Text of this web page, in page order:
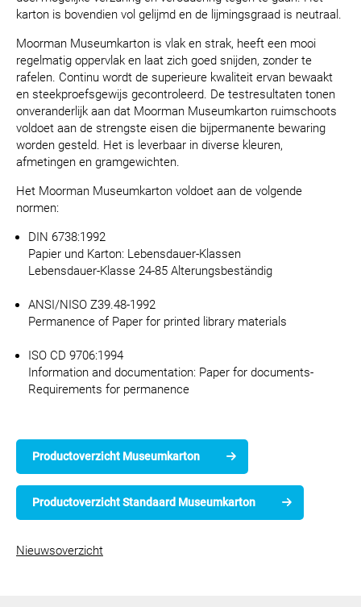
karton is bovendien vol gelijmd en de lijmingsgraad is neutraal.
Moorman Museumkarton is vlak en strak, heeft een mooi
regelmatig oppervlak en laat zich goed snijden, zonder te
rafelen. Continu wordt de superieure kwaliteit ervan bewaakt
en steekproefsgewijs gecontroleerd. De testresultaten tonen
onveranderlijk aan dat Moorman Museumkarton ruimschoots
voldoet aan de strengste eisen die bijpermanente bewaring
worden gesteld. Het is leverbaar in diverse kleuren,
afmetingen en gramgewichten.
Het Moorman Museumkarton voldoet aan de volgende
normen:
DIN 6738:1992
Papier und Karton: Lebensdauer-Klassen
Lebensdauer-Klasse 24-85 Alterungsbeständig
ANSI/NISO Z39.48-1992
Permanence of Paper for printed library materials
ISO CD 9706:1994
Information and documentation: Paper for documents-
Requirements for permanence
Productoverzicht Museumkarton
Productoverzicht Standaard Museumkarton
Nieuwsoverzicht